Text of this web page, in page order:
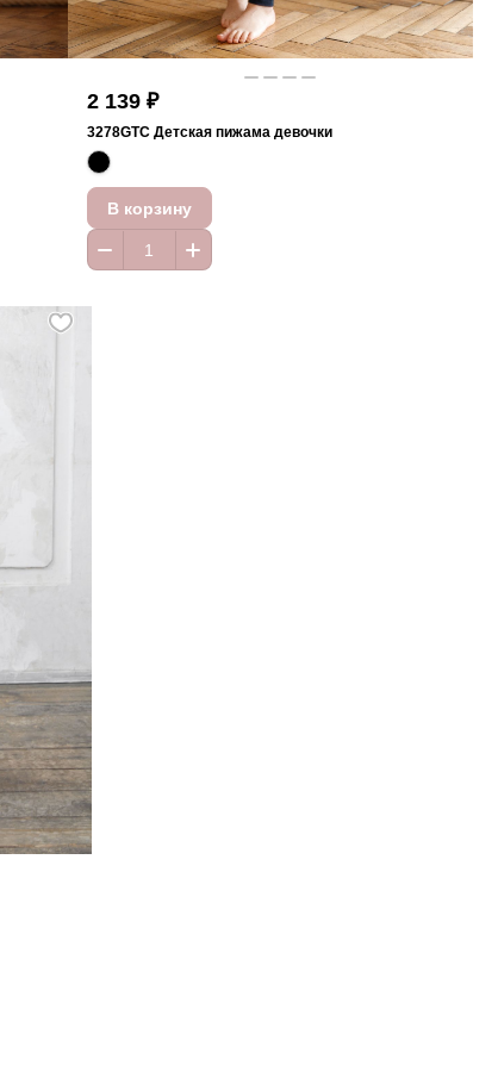
2 139 ₽
3278GTC Детская пижама девочки
В корзину